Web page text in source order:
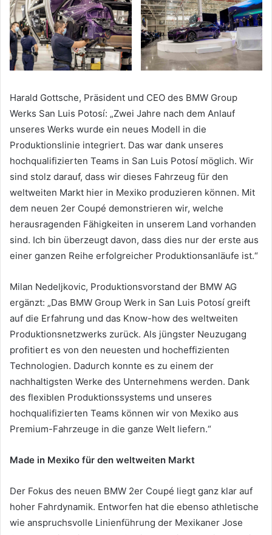
Harald Gottsche, Präsident und CEO des BMW Group
Werks San Luis Potosí: „Zwei Jahre nach dem Anlauf
unseres Werks wurde ein neues Modell in die
Produktionslinie integriert. Das war dank unseres
hochqualifizierten Teams in San Luis Potosí möglich. Wir
sind stolz darauf, dass wir dieses Fahrzeug für den
weltweiten Markt hier in Mexiko produzieren können. Mit
dem neuen 2er Coupé demonstrieren wir, welche
herausragenden Fähigkeiten in unserem Land vorhanden
sind. Ich bin überzeugt davon, dass dies nur der erste aus
einer ganzen Reihe erfolgreicher Produktionsanläufe ist.“
Milan Nedeljkovic, Produktionsvorstand der BMW AG
ergänzt: „Das BMW Group Werk in San Luis Potosí greift
auf die Erfahrung und das Know-how des weltweiten
Produktionsnetzwerks zurück. Als jüngster Neuzugang
profitiert es von den neuesten und hocheffizienten
Technologien. Dadurch konnte es zu einem der
nachhaltigsten Werke des Unternehmens werden. Dank
des flexiblen Produktionssystems und unseres
hochqualifizierten Teams können wir von Mexiko aus
Premium-Fahrzeuge in die ganze Welt liefern.“
Made in Mexiko für den weltweiten Markt
Der Fokus des neuen BMW 2er Coupé liegt ganz klar auf
hoher Fahrdynamik. Entworfen hat die ebenso athletische
wie anspruchsvolle Linienführung der Mexikaner Jose